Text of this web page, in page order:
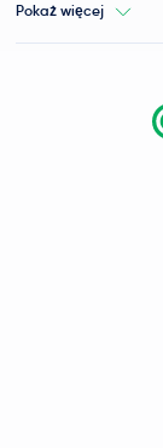
Pokaż więcej